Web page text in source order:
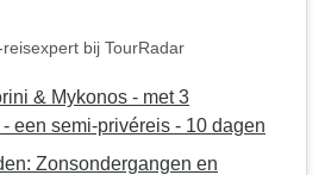
bij TourRadar
& Mykonos - met 3
een semi-privéreis - 10 dagen
Zonsondergangen en